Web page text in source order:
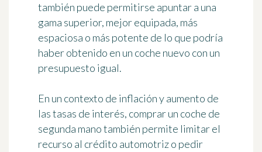
también puede permitirse apuntar a una
gama superior, mejor equipada, más
espaciosa o más potente de lo que podría
haber obtenido en un coche nuevo con un
presupuesto igual.
En un contexto de inflación y aumento de
las tasas de interés, comprar un coche de
segunda mano también permite limitar el
recurso al crédito automotriz o pedir